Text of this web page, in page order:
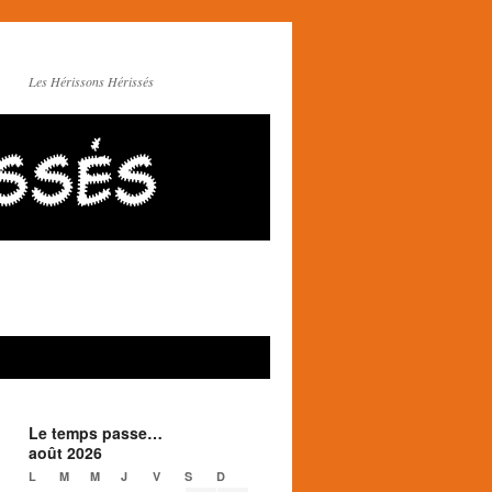
Les Hérissons Hérissés
Le temps passe…
août 2026
L M M J V S D